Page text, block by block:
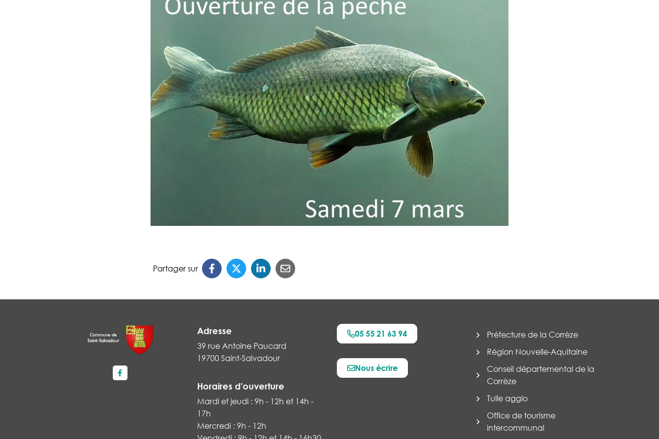
Partager sur
Lien vers le compte Facebook
Adresse
39 rue Antoine Paucard
19700 Saint-Salvadour
Horaires d'ouverture
Mardi et jeudi : 9h - 12h et 14h -
17h
Mercredi : 9h - 12h
05 55 21 63 94
Nous écrire
Préfecture de la Corrèze
Région Nouvelle-Aquitaine
Conseil départemental de la
Corrèze
Tulle agglo
Office de tourisme
intercommunal